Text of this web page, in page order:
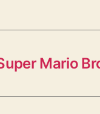
Mario